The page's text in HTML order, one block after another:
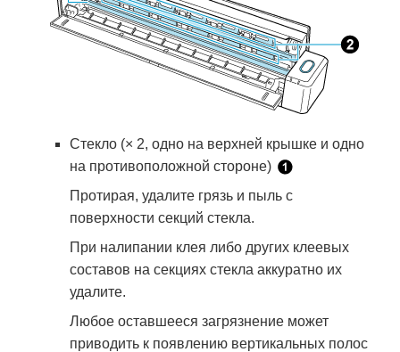
Стекло (× 2, одно на верхней крышке и одно
на противоположной стороне)
Протирая, удалите грязь и пыль с
поверхности секций стекла.
При налипании клея либо других клеевых
составов на секциях стекла аккуратно их
удалите.
Любое оставшееся загрязнение может
приводить к появлению вертикальных полос